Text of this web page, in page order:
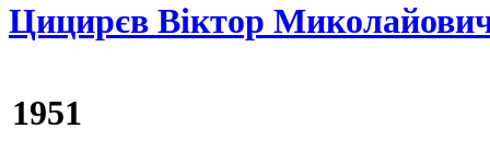
Цицирєв Віктор
1951